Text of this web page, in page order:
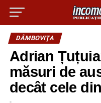
DÂMBOVIŢA
Adrian
măsuri de
decât cele